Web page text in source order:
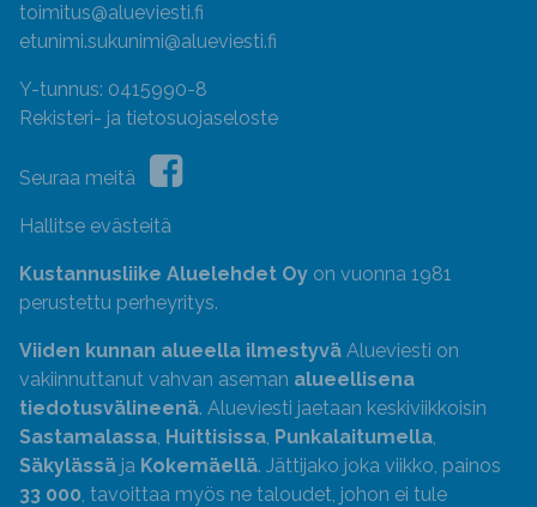
toimitus@alueviesti.fi
etunimi.sukunimi@alueviesti.fi
Y-tunnus: 0415990-8
Rekisteri- ja tietosuojaseloste
Seuraa meitä
Hallitse evästeitä
Kustannusliike Aluelehdet Oy on vuonna 1981
perustettu perheyritys.
Viiden kunnan alueella ilmestyvä Alueviesti on
vakiinnuttanut vahvan aseman alueellisena
tiedotusvälineenä. Alueviesti jaetaan keskiviikkoisin
Sastamalassa, Huittisissa, Punkalaitumella,
Säkylässä ja Kokemäellä. Jättijako joka viikko, painos
33 000, tavoittaa myös ne taloudet, johon ei tule